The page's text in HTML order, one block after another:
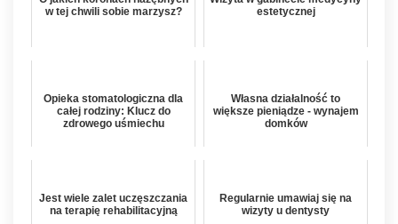
w tej chwili sobie marzysz?
estetycznej
Opieka stomatologiczna dla
całej rodziny: Klucz do
zdrowego uśmiechu
Własna działalność to
większe pieniądze - wynajem
domków
Jest wiele zalet uczęszczania
na terapię rehabilitacyjną
Regularnie umawiaj się na
wizyty u dentysty